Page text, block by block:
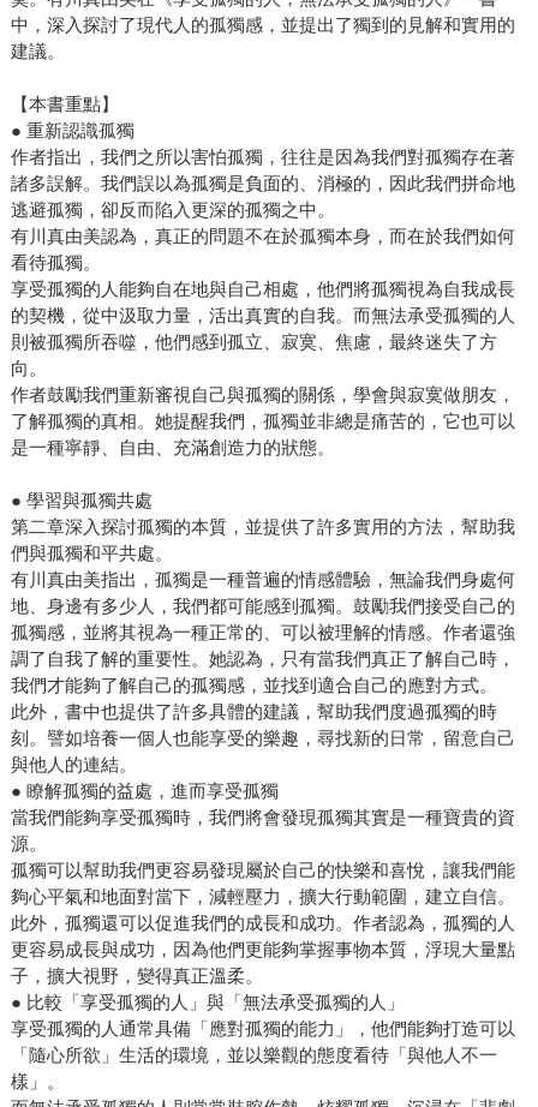
中，深入探討了現代人的孤獨感，並提出了獨到的見解和實用的
建議。
【本書重點】
● 重新認識孤獨
作者指出，我們之所以害怕孤獨，往往是因為我們對孤獨存在著
諸多誤解。我們誤以為孤獨是負面的、消極的，因此我們拼命地
逃避孤獨，卻反而陷入更深的孤獨之中。
有川真由美認為，真正的問題不在於孤獨本身，而在於我們如何
看待孤獨。
享受孤獨的人能夠自在地與自己相處，他們將孤獨視為自我成長
的契機，從中汲取力量，活出真實的自我。而無法承受孤獨的人
則被孤獨所吞噬，他們感到孤立、寂寞、焦慮，最終迷失了方
向。
作者鼓勵我們重新審視自己與孤獨的關係，學會與寂寞做朋友，
了解孤獨的真相。她提醒我們，孤獨並非總是痛苦的，它也可以
是一種寧靜、自由、充滿創造力的狀態。
● 學習與孤獨共處
第二章深入探討孤獨的本質，並提供了許多實用的方法，幫助我
們與孤獨和平共處。
有川真由美指出，孤獨是一種普遍的情感體驗，無論我們身處何
地、身邊有多少人，我們都可能感到孤獨。鼓勵我們接受自己的
孤獨感，並將其視為一種正常的、可以被理解的情感。作者還強
調了自我了解的重要性。她認為，只有當我們真正了解自己時，
我們才能夠了解自己的孤獨感，並找到適合自己的應對方式。
此外，書中也提供了許多具體的建議，幫助我們度過孤獨的時
刻。譬如培養一個人也能享受的樂趣，尋找新的日常，留意自己
與他人的連結。
● 瞭解孤獨的益處，進而享受孤獨
當我們能夠享受孤獨時，我們將會發現孤獨其實是一種寶貴的資
源。
孤獨可以幫助我們更容易發現屬於自己的快樂和喜悅，讓我們能
夠心平氣和地面對當下，減輕壓力，擴大行動範圍，建立自信。
此外，孤獨還可以促進我們的成長和成功。作者認為，孤獨的人
更容易成長與成功，因為他們更能夠掌握事物本質，浮現大量點
子，擴大視野，變得真正溫柔。
● 比較「享受孤獨的人」與「無法承受孤獨的人」
享受孤獨的人通常具備「應對孤獨的能力」，他們能夠打造可以
「隨心所欲」生活的環境，並以樂觀的態度看待「與他人不一
樣」。